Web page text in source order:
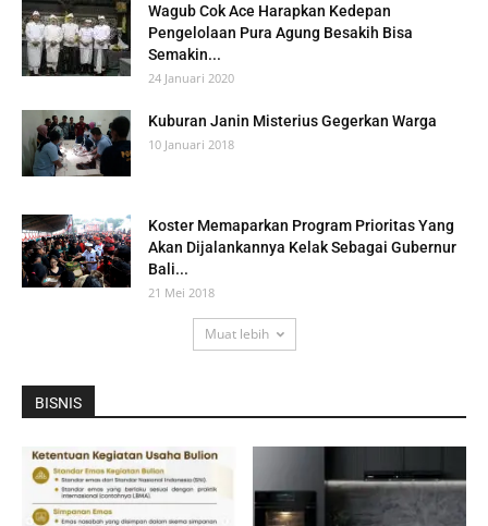
Wagub Cok Ace Harapkan Kedepan
Pengelolaan Pura Agung Besakih Bisa
Semakin...
24 Januari 2020
Kuburan Janin Misterius Gegerkan Warga
10 Januari 2018
Koster Memaparkan Program Prioritas Yang
Akan Dijalankannya Kelak Sebagai Gubernur
Bali...
21 Mei 2018
Muat lebih
BISNIS